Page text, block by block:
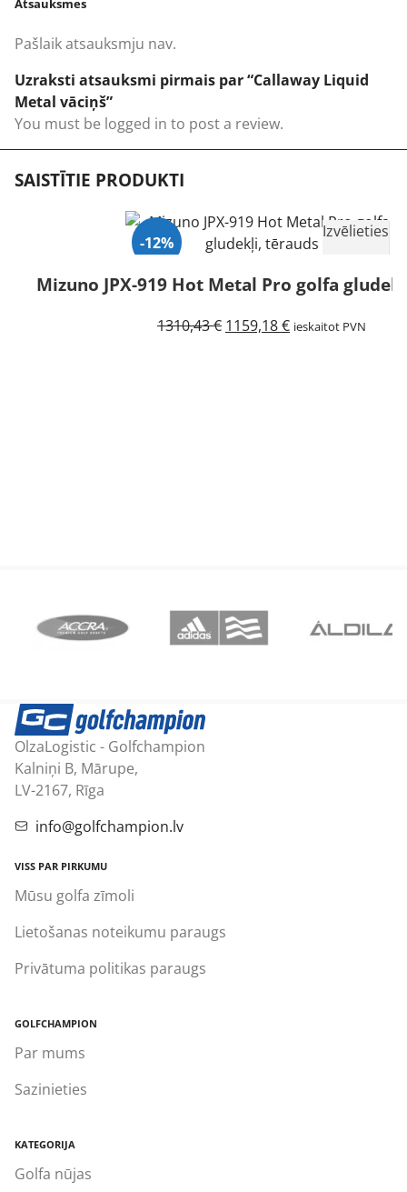
Atsauksmes
Pašlaik atsauksmju nav.
Uzraksti atsauksmi pirmais par “Callaway Liquid
Metal vāciņš”
You must be logged in to post a review.
SAISTĪTIE PRODUKTI
-12%
Izvēlieties
Mizuno JPX-919 Hot Metal Pro golfa
1310,43€ Original
1159,18€Current
ieskaitot PVN
OlzaLogistic - Golfchampion
Kalniņi B, Mārupe,
LV-2167, Rīga
info@golfchampion.lv
VISS PAR PIRKUMU
Mūsu golfa zīmoli
Lietošanas noteikumu paraugs
Privātuma politikas paraugs
GOLFCHAMPION
Par mums
Sazinieties
KATEGORIJA
Golfa nūjas